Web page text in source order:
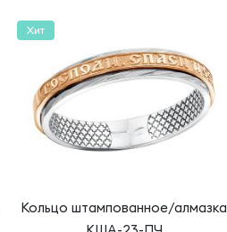
Кольцо штампованное/алмазка
Хит